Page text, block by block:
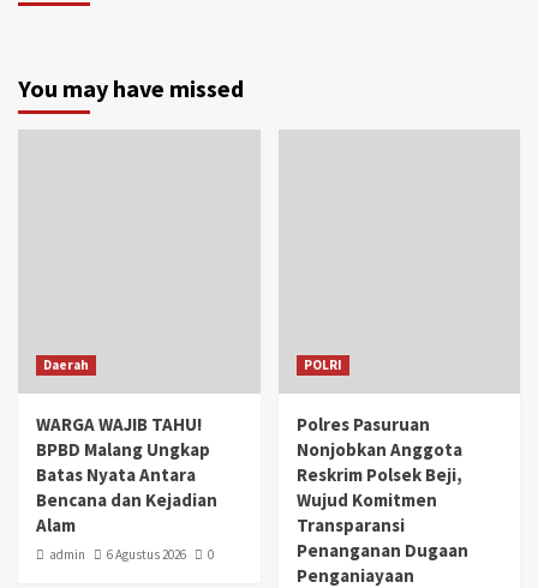
You may have missed
Daerah
WARGA WAJIB TAHU!
BPBD Malang Ungkap
Batas Nyata Antara
Bencana dan Kejadian
Alam
admin 6 Agustus 2026 0
POLRI
Polres Pasuruan
Nonjobkan Anggota
Reskrim Polsek Beji,
Wujud Komitmen
Transparansi
Penanganan Dugaan
Penganiayaan